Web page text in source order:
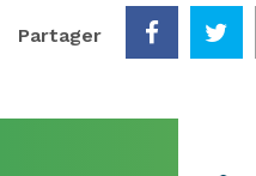
Partager